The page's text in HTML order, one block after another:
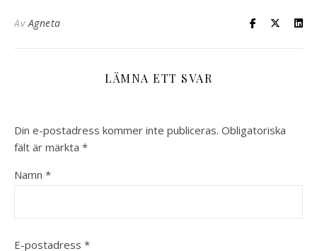
AvAgneta
LÄMNA ETT SVAR
Din e-postadress kommer inte publiceras. Obligatoriska
fält är märkta *
Namn *
E-postadress *